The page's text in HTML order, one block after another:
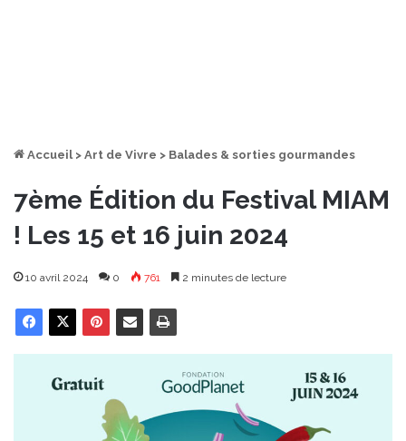
Accueil > Art de Vivre > Balades & sorties gourmandes
7ème Édition du Festival MIAM
! Les 15 et 16 juin 2024
10 avril 2024 0 761 2 minutes de lecture